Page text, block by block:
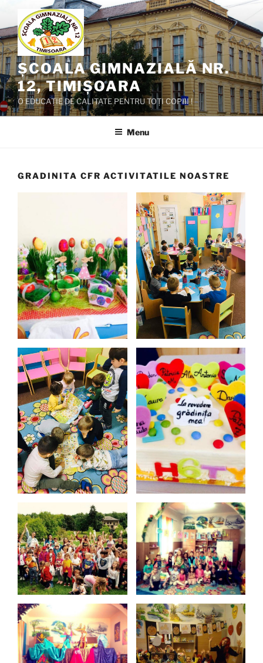
content
ȘCOALA GIMNAZIALĂ NR.
12, TIMIȘOARA
O EDUCAȚIE DE CALITATE PENTRU TOȚI COPIII !
Menu
GRADINITA CFR ACTIVITATILE NOASTRE